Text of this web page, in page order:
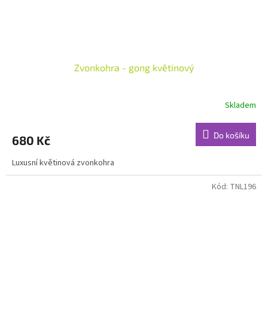
Zvonkohra - gong květinový
Skladem
680 Kč Do košíku
Luxusní květinová zvonkohra
Kód: TNL196